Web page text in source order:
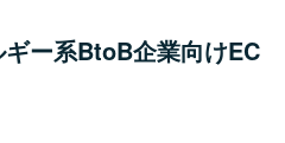
告資料などのドキュメント作成支
）支援作業となるため、ご自身で
円滑
改善提案ができる方を求めており
や説明ができる方にご活躍いただ
ギー系BtoB企業向けEC